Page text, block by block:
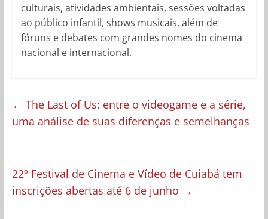
culturais, atividades ambientais, sessões voltadas
ao público infantil, shows musicais, além de
fóruns e debates com grandes nomes do cinema
nacional e internacional.
← The Last of Us: entre o videogame e a série,
uma análise de suas diferenças e semelhanças
22º Festival de Cinema e Vídeo de Cuiabá tem
inscrições abertas até 6 de junho →